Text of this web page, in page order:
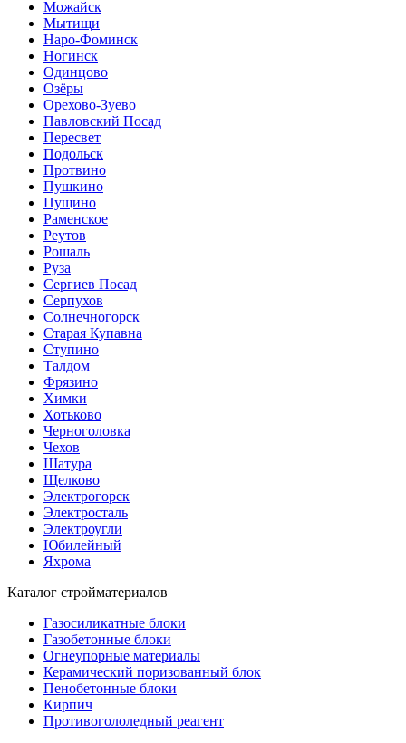
Можайск
Мытищи
Наро-Фоминск
Ногинск
Одинцово
Озёры
Орехово-Зуево
Павловский Посад
Пересвет
Подольск
Протвино
Пушкино
Пущино
Раменское
Реутов
Рошаль
Руза
Сергиев Посад
Серпухов
Солнечногорск
Старая Купавна
Ступино
Талдом
Фрязино
Химки
Хотьково
Черноголовка
Чехов
Шатура
Щелково
Электрогорск
Электросталь
Электроугли
Юбилейный
Яхрома
Каталог стройматериалов
Газосиликатные блоки
Газобетонные блоки
Огнеупорные материалы
Керамический поризованный блок
Пенобетонные блоки
Кирпич
Противогололедный реагент